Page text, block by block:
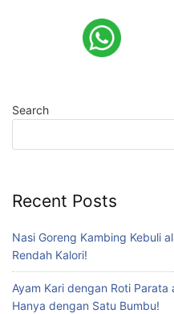
Search
Recent Posts
Nasi Goreng Kambing Kebuli
Rendah Kalori!
Ayam Kari dengan Roti
Hanya dengan Satu Bumbu!